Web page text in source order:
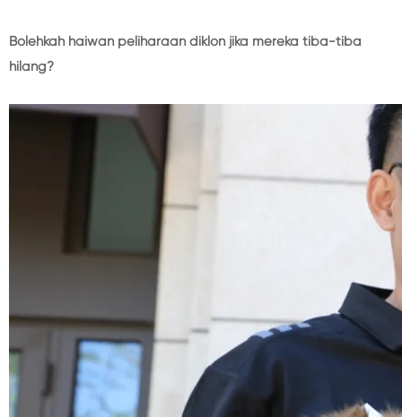
Bolehkah haiwan peliharaan diklon jika mereka tiba-tiba
hilang?